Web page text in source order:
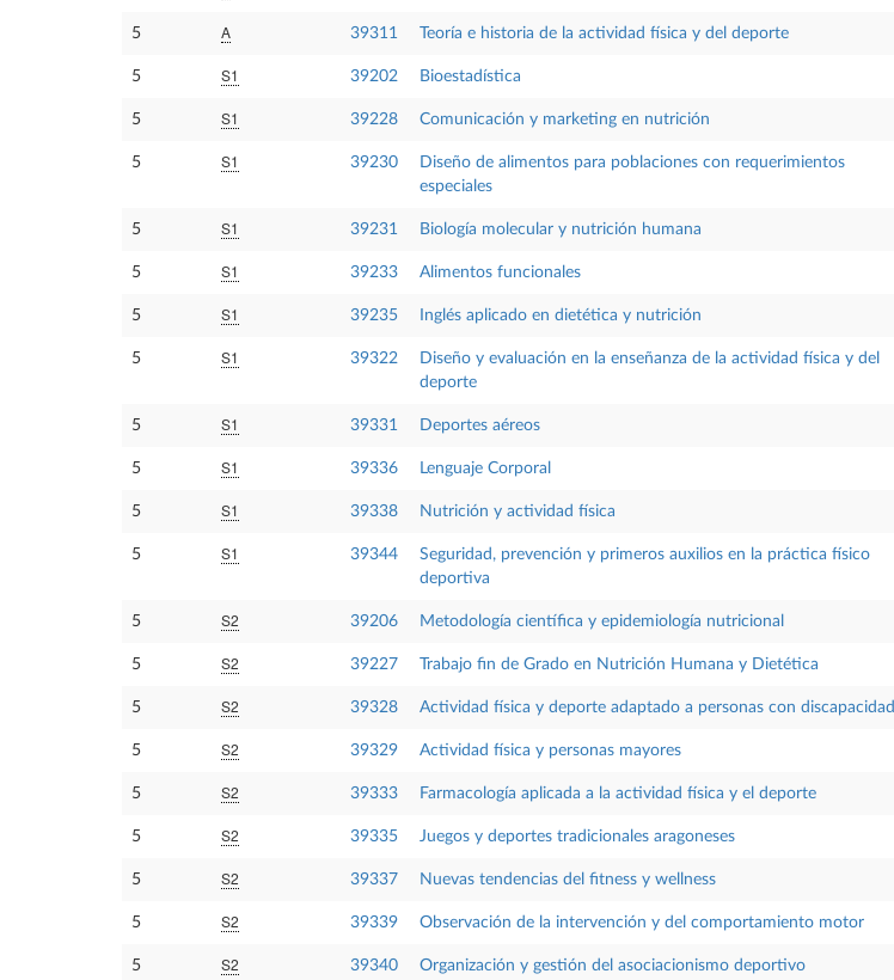
5 A 39311 Teoría e historia de la actividad física y del deporte
5 S1 39202 Bioestadística
5 S1 39228 Comunicación y marketing en nutrición
5 S1 39230
Diseño de alimentos para poblaciones con requerimientos
especiales
5 S1 39231 Biología molecular y nutrición humana
5 S1 39233 Alimentos funcionales
5 S1 39235 Inglés aplicado en dietética y nutrición
5 S1 39322
Diseño y evaluación en la enseñanza de la actividad física y del
deporte
5 S1 39331 Deportes aéreos
5 S1 39336 Lenguaje Corporal
5 S1 39338 Nutrición y actividad física
5 S1 39344
Seguridad, prevención y primeros auxilios en la práctica físico
deportiva
5 S2 39206 Metodología científica y epidemiología nutricional
5 S2 39227 Trabajo fin de Grado en Nutrición Humana y Dietética
5 S2 39328 Actividad física y deporte adaptado a personas con discapacidad
5 S2 39329 Actividad física y personas mayores
5 S2 39333 Farmacología aplicada a la actividad física y el deporte
5 S2 39335 Juegos y deportes tradicionales aragoneses
5 S2 39337 Nuevas tendencias del fitness y wellness
5 S2 39339 Observación de la intervención y del comportamiento motor
5 S2 39340 Organización y gestión del asociacionismo deportivo